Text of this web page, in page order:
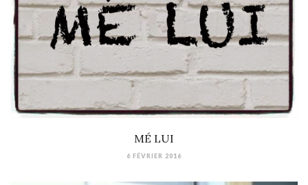
MÉ LUI
6 FÉVRIER 2016